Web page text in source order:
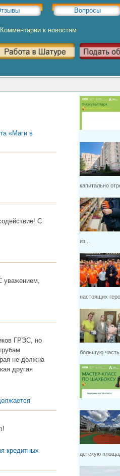
Вопросы
Комментарии к новостям
«Маги в
С
уважением,
ГРЭС, но
не должна
другая
кредитных
капитально
из...
настоящих
большую часть
детскую